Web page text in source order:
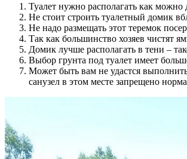
Туалет нужно располагать как
Не стоит строить туалетный домик
Не надо размещать этот теремок
Так как большинство хозяев чистят
Домик лучше располагать в тени –
Выбор грунта под туалет имеет
Может быть вам не удастся
санузел в этом месте запрещено